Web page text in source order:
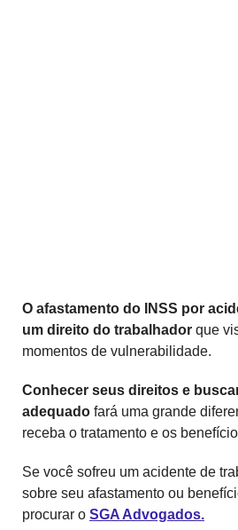
O afastamento do INSS por
um direito do trabalhador que
momentos de vulnerabilidade.
Conhecer seus direitos e
adequado fará uma grande
receba o tratamento e os
Se você sofreu um acidente de
sobre seu afastamento ou
procurar o SGA Advogados.